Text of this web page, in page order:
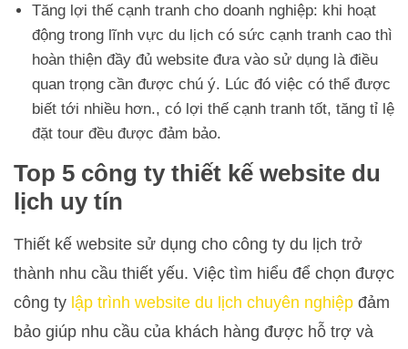
Tăng lợi thế cạnh tranh cho doanh nghiệp: khi hoạt
động trong lĩnh vực du lịch có sức cạnh tranh cao thì
hoàn thiện đầy đủ website đưa vào sử dụng là điều
quan trọng cần được chú ý. Lúc đó việc có thể được
biết tới nhiều hơn., có lợi thế cạnh tranh tốt, tăng tỉ lệ
đặt tour đều được đảm bảo.
Top 5 công ty thiết kế website du
lịch uy tín
Thiết kế website sử dụng cho công ty du lịch trở
thành nhu cầu thiết yếu. Việc tìm hiểu để chọn được
công ty lập trình website du lịch chuyên nghiệp đảm
bảo giúp nhu cầu của khách hàng được hỗ trợ và